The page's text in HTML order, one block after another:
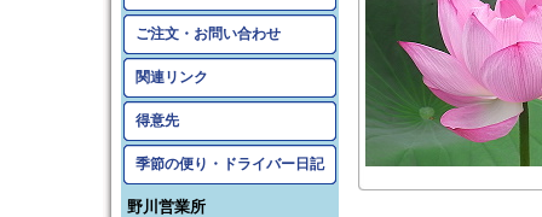
ご注文・お問い合わせ
関連リンク
得意先
季節の便り・ドライバー日記
野川営業所